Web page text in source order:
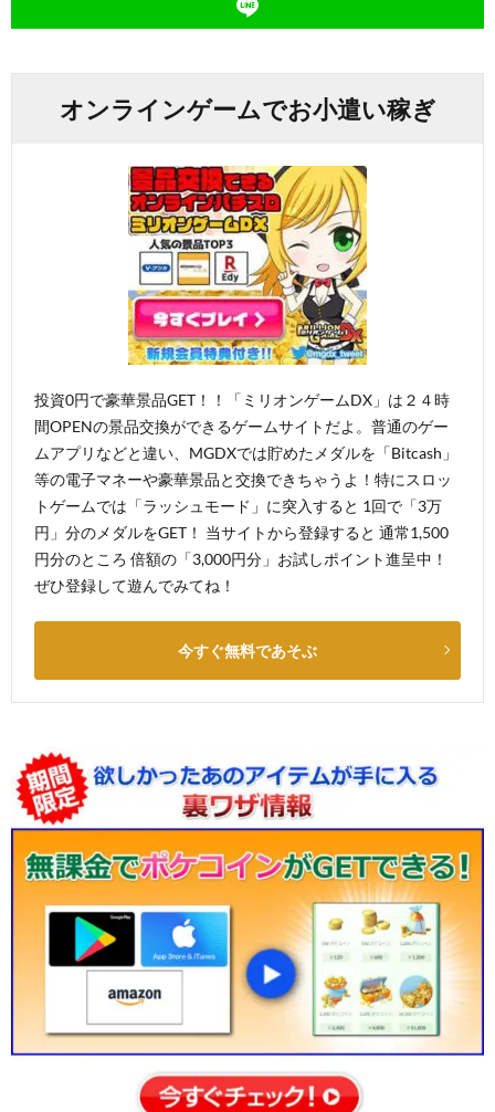
オンラインゲームでお小遣い稼ぎ
投資0円で豪華景品GET！！「ミリオンゲームDX」は２４時
間OPENの景品交換ができるゲームサイトだよ。普通のゲー
ムアプリなどと違い、MGDXでは貯めたメダルを「Bitcash」
等の電子マネーや豪華景品と交換できちゃうよ！特にスロッ
トゲームでは「ラッシュモード」に突入すると 1回で「3万
円」分のメダルをGET！ 当サイトから登録すると 通常1,500
円分のところ 倍額の「3,000円分」お試しポイント進呈中！
ぜひ登録して遊んでみてね！
今すぐ無料であそぶ